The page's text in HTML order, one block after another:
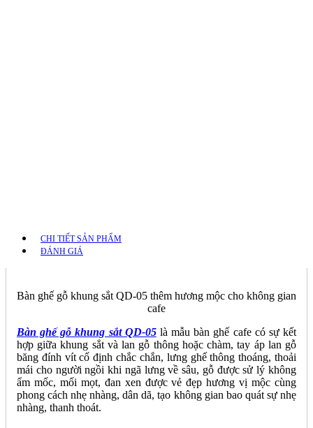
CHI TIẾT SẢN PHẨM
ĐÁNH GIÁ
Bàn ghế gỗ khung sắt QD-05 thêm hương mộc cho không gian
cafe
Bàn ghế gỗ khung sắt QD-05là mẫu bàn ghế cafe có sự kết
hợp giữa khung sắt và lan gỗ thông hoặc chàm, tay áp lan gỗ
băng đính vít cố định chắc chắn, lưng ghế thông thoáng, thoải
mái cho người ngồi khi ngã lưng về sâu, gỗ được sử lý không
ẩm mốc, mối mọt, đan xen được vẻ đẹp hương vị mộc cùng
phong cách nhẹ nhàng, dân dã, tạo không gian bao quát sự nhẹ
nhàng, thanh thoát.